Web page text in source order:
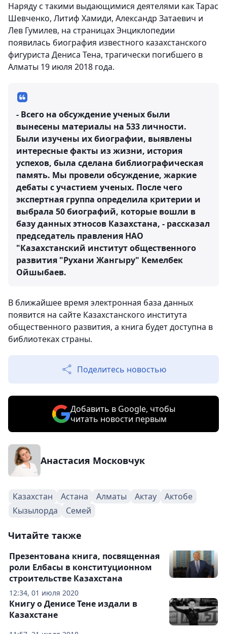
Наряду с такими выдающимися деятелями как Тарас
Шевченко, Литиф Хамиди, Александр Затаевич и
Лев Гумилев, на страницах Энциклопедии
появилась биография известного казахстанского
фигуриста Дениса Тена, трагически погибшего в
Алматы 19 июля 2018 года.
- Всего на обсуждение ученых были
вынесены материалы на 533 личности.
Были изучены их биографии, выявлены
интересные факты из жизни, история
успехов, была сделана библиографическая
память. Мы провели обсуждение, жаркие
дебаты с участием ученых. После чего
экспертная группа определила критерии и
выбрала 50 биографий, которые вошли в
базу данных этносов Казахстана, - рассказал
председатель правления НАО
"Казахстанский институт общественного
развития "Рухани Жангыру" Кемелбек
Ойшыбаев.
В ближайшее время электронная база данных
появится на сайте Казахстанского института
общественного развития, а книга будет доступна в
библиотеках страны.
Поделитесь новостью
Добавить в Google, чтобы
читать новости первым
Анастасия Московчук
Казахстан Астана Алматы Актау
Актобе
Кызылорда
Семей
Читайте также
12:34, 01 июля 2020
Презентована книга, посвященная
роли Елбасы в конституционном
строительстве Казахстана
Книгу о Денисе Тене издали в
Казахстане